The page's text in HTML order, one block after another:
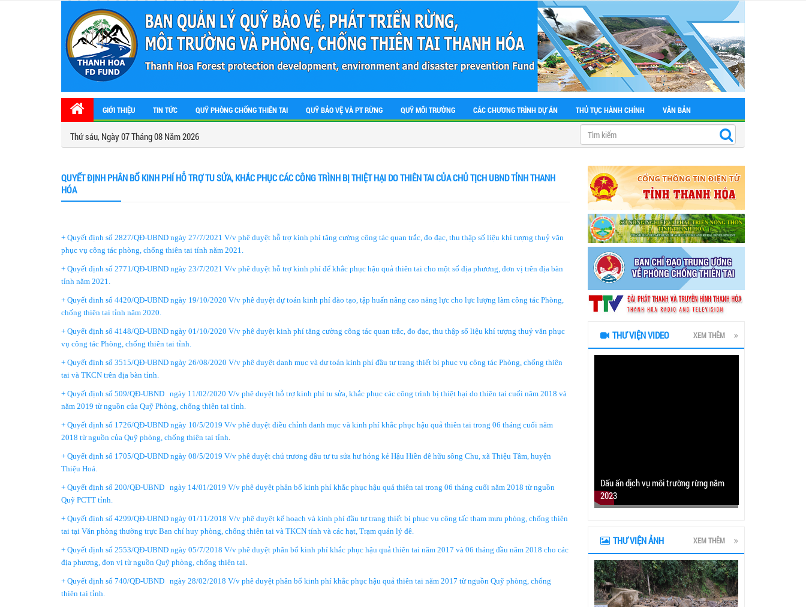
GIỚI THIỆU TIN TỨC QUỸ PHÒNG CHỐNG THIÊN TAI QUỸ BẢO VỆ VÀ PT RỪNG QUỸ MÔI TRƯỜNG CÁC CHƯƠNG TRÌNH DỰ ÁN THỦ TỤC HÀNH CHÍNH VĂN BẢN
Thứ sáu, Ngày 07 Tháng 08 Năm 2026
QUYẾT ĐỊNH PHÂN BỔ KINH PHÍ HỖ TRỢ TU SỬA, KHẮC PHỤC CÁC CÔNG TRÌNH BỊ THIỆT HẠI DO THIÊN TAI CỦA CHỦ TỊCH UBND TỈNH THANH
HÓA
+ Quyết định số 2827/QĐ-UBND ngày 27/7/2021 V/v phê duyệt hỗ trợ kinh phí tăng cường công tác quan trắc, đo đạc, thu thập số liệu khí tượng thuỷ văn
phục vụ công tác phòng, chống thiên tai tỉnh năm 2021.
+ Quyết định số 2771/QĐ-UBND ngày 23/7/2021 V/v phê duyệt hỗ trợ kinh phí để khắc phục hậu quả thiên tai cho một số địa phương, đơn vị trên địa bàn
tỉnh năm 2021.
+ Quyết đinh số 4420/QĐ-UBND ngày 19/10/2020 V/v phê duyệt dự toán kinh phí đào tạo, tập huấn nâng cao năng lực cho lực lượng làm công tác Phòng,
chống thiên tai tỉnh năm 2020.
+ Quyết định số 4148/QĐ-UBND ngày 01/10/2020 V/v phê duyệt kinh phí tăng cường công tác quan trắc, đo đạc, thu thập số liệu khí tượng thuỷ văn phục
vụ công tác Phòng, chống thiên tai tỉnh.
+ Quyết định số 3515/QĐ-UBND ngày 26/08/2020 V/v phê duyệt danh mục và dự toán kinh phí đầu tư trang thiết bị phục vụ công tác Phòng, chống thiên
tai và TKCN trên địa bàn tỉnh.
+ Quyết định số 509/QĐ-UBND ngày 11/02/2020 V/v phê duyệt hỗ trợ kinh phí tu sửa, khắc phục các công trình bị thiệt hại do thiên tai cuối năm 2018 và
năm 2019 từ nguồn của Quỹ Phòng, chống thiên tai tỉnh.
+ Quyết định số 1726/QĐ-UBND ngày 10/5/2019 V/v phê duyệt điều chỉnh danh mục và kinh phí khắc phục hậu quả thiên tai trong 06 tháng cuối năm
2018 từ nguồn của Quỹ phòng, chống thiên tai tỉnh.
+ Quyết định số 1705/QĐ-UBND ngày 08/5/2019 V/v phê duyệt chủ trương đầu tư tu sửa hư hỏng kẻ Hậu Hiền đê hữu sông Chu, xã Thiệu Tâm, huyện
Thiệu Hoá.
+ Quyết định số 200/QĐ-UBND ngày 14/01/2019 V/v phê duyệt phân bổ kinh phí khắc phục hậu quả thiên tai trong 06 tháng cuối năm 2018 từ nguồn
Quỹ PCTT tỉnh.
+ Quyết định số 4299/QĐ-UBND ngày 01/11/2018 V/v phê duyệt kế hoạch và kinh phí đầu tư trang thiết bị phục vụ công tấc tham mưu phòng, chống thiên
tai tại Văn phòng thường trực Ban chỉ huy phòng, chống thiên tai và TKCN tỉnh và các hạt, Trạm quản lý đê.
+ Quyết định số 2553/QĐ-UBND ngày 05/7/2018 V/v phê duyệt phân bổ kinh phí khắc phục hậu quả thiên tai năm 2017 và 06 tháng đầu năm 2018 cho các
địa phương, đơn vị từ nguồn Quỹ phòng, chống thiên tai.
+ Quyết định số 740/QĐ-UBND ngày 28/02/2018 V/v phê duyệt phân bổ kinh phí khắc phục hậu quả thiên tai năm 2017 từ nguồn Quỹ phòng, chống
thiên tai tỉnh.
THƯ VIỆN VIDEO XEM THÊM
Dấu ấn dịch vụ môi trường rừng năm
2023
THƯ VIỆN ẢNH XEM THÊM